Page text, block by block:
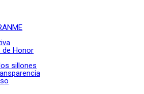
de Honor
sillones